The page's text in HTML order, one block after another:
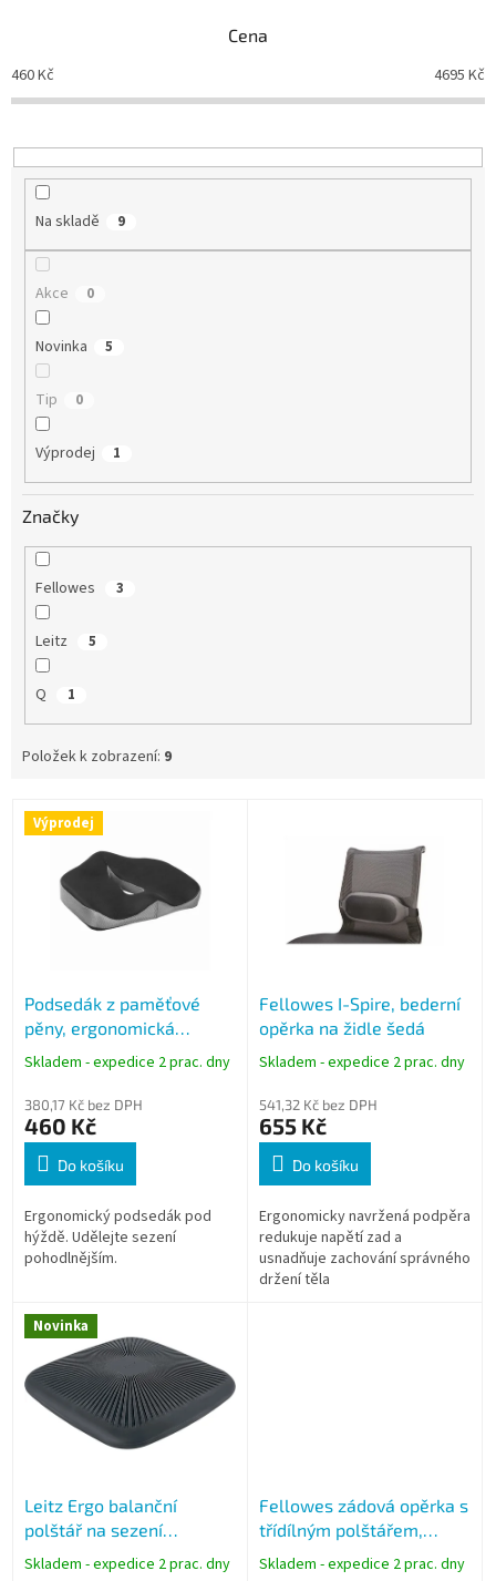
p
r
o
u
Cena
460Kč 4695 Kč
Na skladě 9
Akce 0
Novinka 5
Tip 0
Výprodej 1
Značky
Fellowes 3
Leitz 5
Q 1
Položek k zobrazení: 9
Výprodej
Podsedák z paměťové
pěny, ergonomická
pomůcka pro židle, černý
Skladem - expedice 2 prac. dny
380,17 Kč bez DPH
460 Kč
Do košíku
Ergonomický podsedák pod
hýždě. Udělejte sezení
pohodlnějším.
Fellowes I-Spire, bederní
opěrka na židle šedá
Skladem - expedice 2 prac. dny
541,32 Kč bez DPH
655 Kč
Do košíku
Ergonomicky navržená podpěra
redukuje napětí zad a
usnadňuje zachování správného
držení těla
Novinka
Leitz Ergo balanční
polštář na sezení
čtvercový ergonomický
Skladem - expedice 2 prac. dny
Fellowes zádová opěrka s
třídílným polštářem,
Professional Series
Skladem - expedice 2 prac. dny